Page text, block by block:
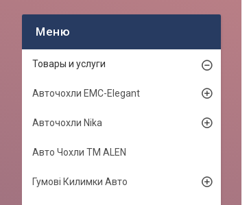
Товары и услуги
Авточохли EMC-Elegant
Авточохли Nika
Авто Чохли TM ALEN
Гумові Килимки Авто